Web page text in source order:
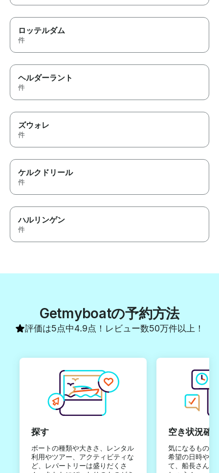
ロッテルダム
件
ヘルダーラント
件
ズウォレ
件
ケルクドリール
件
ハルリンゲン
件
Getmyboatの予約方法
評価は5点中4.9点！レビュー数50万件以上！
探す
ボートの種類や大きさ、レンタル
利用やツアー、アクティビティな
ど、レパートリーは盛りだくさ
空き状況確
気になるものは
希望の日時やご
て、船長さんか